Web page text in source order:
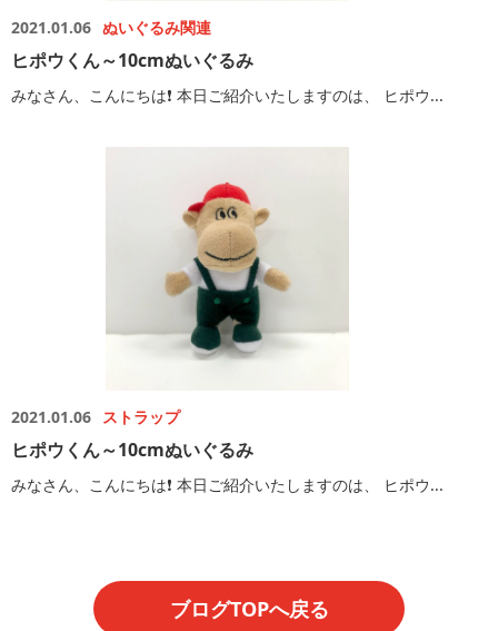
2021.01.06 ぬいぐるみ関連
ヒポウくん～10cmぬいぐるみ
みなさん、こんにちは❗️ 本日ご紹介いたしますのは、 ヒポウ...
2021.01.06 ストラップ
ヒポウくん～10cmぬいぐるみ
みなさん、こんにちは❗️ 本日ご紹介いたしますのは、 ヒポウ...
ブログTOPへ戻る